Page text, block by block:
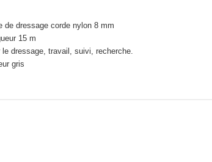
de dressage corde nylon 8 mm
15 m
le dressage, travail, suivi, recherche.
gris